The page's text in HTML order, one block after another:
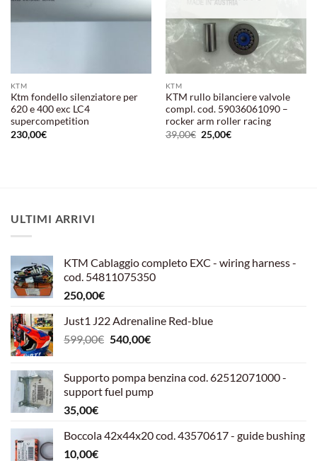
KTM
Ktm fondello silenziatore per
620 e 400 exc LC4
supercompetition
230,00€
KTM
KTM rullo bilanciere valvole
compl. cod. 59036061090 –
rocker arm roller racing
39,00€ Il
prezzo
25,00€Il
ULTIMI ARRIVI
KTM Cablaggio completo EXC - wiring harness -
cod. 54811075350
250,00€
Just1 J22 Adrenaline Red-blue
599,00€ Il
era:
599,00€.
540,00€Il
è:
540,00€.
Supporto pompa benzina cod. 62512071000 -
support fuel pump
35,00€
Boccola 42x44x20 cod. 43570617 - guide bushing
10,00€